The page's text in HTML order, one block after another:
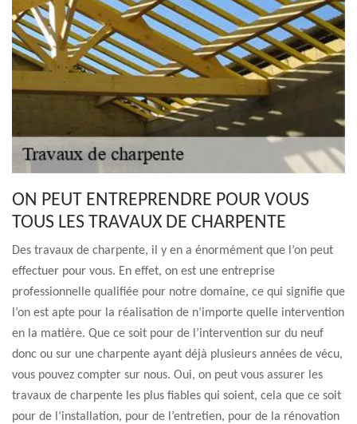
ON PEUT ENTREPRENDRE POUR VOUS
TOUS LES TRAVAUX DE CHARPENTE
Des travaux de charpente, il y en a énormément que l’on peut
effectuer pour vous. En effet, on est une entreprise
professionnelle qualifiée pour notre domaine, ce qui signifie que
l’on est apte pour la réalisation de n’importe quelle intervention
en la matière. Que ce soit pour de l’intervention sur du neuf
donc ou sur une charpente ayant déjà plusieurs années de vécu,
vous pouvez compter sur nous. Oui, on peut vous assurer les
travaux de charpente les plus fiables qui soient, cela que ce soit
pour de l’installation, pour de l’entretien, pour de la rénovation